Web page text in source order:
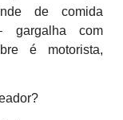
de comida
gargalha com
é motorista,